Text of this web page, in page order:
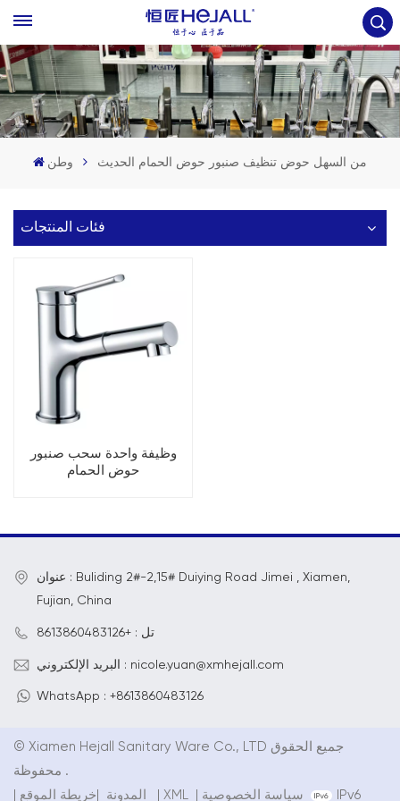
وطن من السهل حوض تنظيف صنبور حوض الحمام الحديث
فئات المنتجات
وظيفة واحدة سحب صنبور
حوض الحمام
عنوان : Buliding 2#-2,15# Duiying Road Jimei , Xiamen,
Fujian, China
تل : +8613860483126
البريد الإلكتروني : nicole.yuan@xmhejall.com
WhatsApp : +8613860483126
© Xiamen Hejall Sanitary Ware Co., LTD جميع الحقوق
محفوظة .
المدونة XML سياسة الخصوصية IPv6